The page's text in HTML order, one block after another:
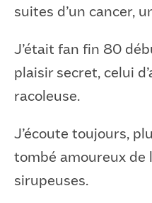
suites d’un cancer,
J’était fan fin 80
plaisir secret, celui
racoleuse.
J’écoute toujours,
tombé amoureux de
sirupeuses.